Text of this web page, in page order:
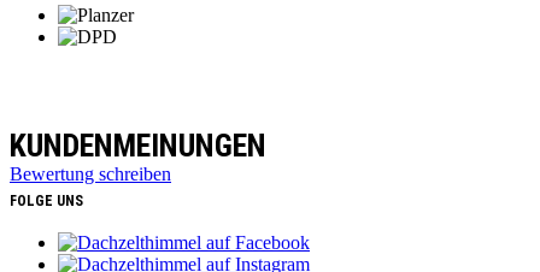
KUNDENMEINUNGEN
Bewertung schreiben
FOLGE UNS